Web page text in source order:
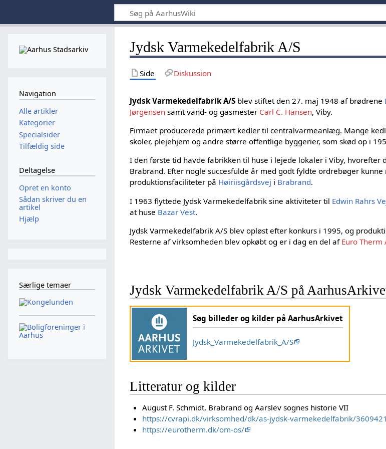
Jydsk Varmekedelfabrik A/S
Side Diskussion
Jydsk Varmekedelfabrik A/S blev stiftet den 27. maj 1948 af brødrene
Jørgensen samt vand- og gasmester Carl C. Hansen, Viby.
Firmaet producerede primært kedler til centralvarmeanlæg. Mange
skoler, plejehjem og andre større offentlige byggerier, som skød op i
I den første tid havde fabrikken til huse i lejede lokaler i Viby,
Brabrand. Efter nogle succesfulde år med godt fyldte ordrebøger
produktionsfaciliteter på Høiriisgårdsvej i Brabrand.
I 1963 flyttede Jydsk Varmekedelfabrik sine aktiviteter til Edwin Rahrs
at huse Bazar Vest.
Jydsk Varmekedelfabrik A/S blev opløst efter konkurs i 1995, og
Resterne af virksomheden blev opkøbt og er i dag en del af Euro Therm
Jydsk Varmekedelfabrik A/S på
Søg billeder og kilder på AarhusArkivet
Jydsk_Varmekedelfabrik_A/S
Litteratur og kilder
August F. Schmidt, Brabrand og Aarslev sognes historie VII
https://cvrapi.dk/virksomhed/dk/as-jydsk-varmekedelfabrik/
https://eurotherm.dk/om-os/
Navigation
Alle artikler
Kategorier
Specialsider
Tilfældig side
Deltagelse
Opret en konto
Sådan skriver du en
artikel
Hjælp
Særlige temaer